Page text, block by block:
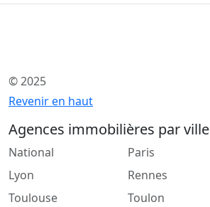
© 2025
Revenir en haut
Agences immobilières par ville
National
Lyon
Toulouse
Paris
Rennes
Toulon